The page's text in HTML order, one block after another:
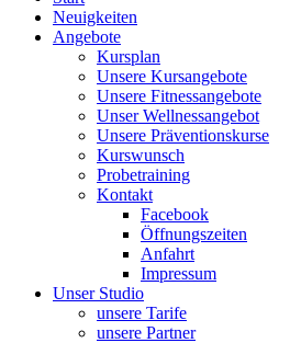
Neuigkeiten
Angebote
Kursplan
Unsere Kursangebote
Unsere Fitnessangebote
Unser Wellnessangebot
Unsere Präventionskurse
Kurswunsch
Probetraining
Kontakt
Facebook
Öffnungszeiten
Anfahrt
Impressum
Unser Studio
unsere Tarife
unsere Partner